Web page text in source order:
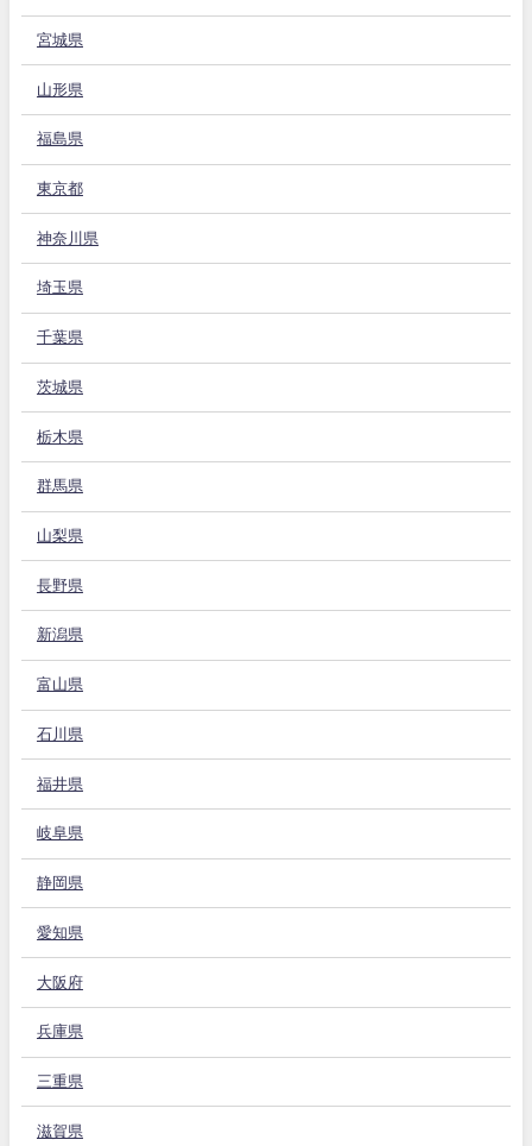
宮城県
山形県
福島県
東京都
神奈川県
埼玉県
千葉県
茨城県
栃木県
群馬県
山梨県
長野県
新潟県
富山県
石川県
福井県
岐阜県
静岡県
愛知県
大阪府
兵庫県
三重県
滋賀県